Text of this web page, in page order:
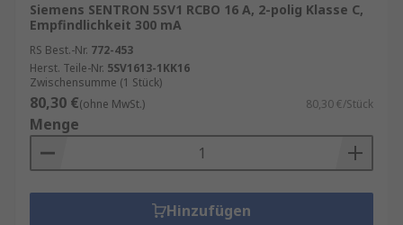
Siemens SENTRON 5SV1 RCBO 16 A, 2-polig Klasse C,
Empfindlichkeit 300 mA
RS Best.-Nr. 772-453
Herst. Teile-Nr. 5SV1613-1KK16
Zwischensumme (1 Stück)
80,30 €(ohne MwSt.) 80,30 €/Stück
Menge
Hinzufügen